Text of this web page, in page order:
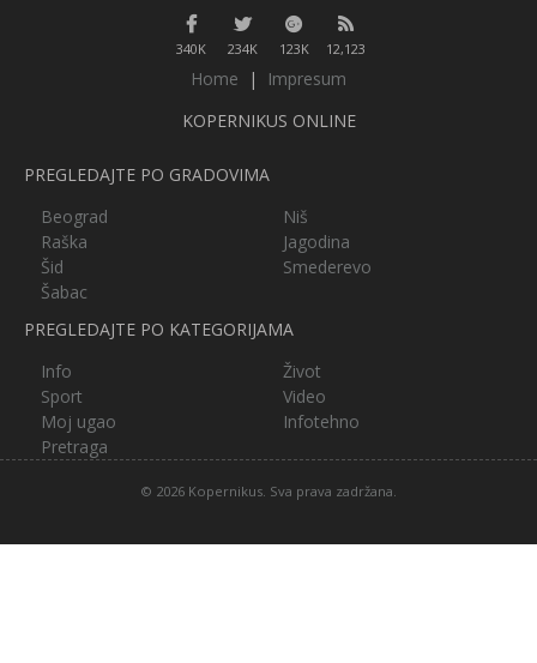
340K 234K 123K 12,123
Home |
Impresum
KOPERNIKUS ONLINE
PREGLEDAJTE PO GRADOVIMA
Beograd
Niš
Raška
Jagodina
Šid
Smederevo
Šabac
PREGLEDAJTE PO KATEGORIJAMA
Info
Život
Sport
Video
Moj ugao
Infotehno
Pretraga
© 2026 Kopernikus. Sva prava zadržana.